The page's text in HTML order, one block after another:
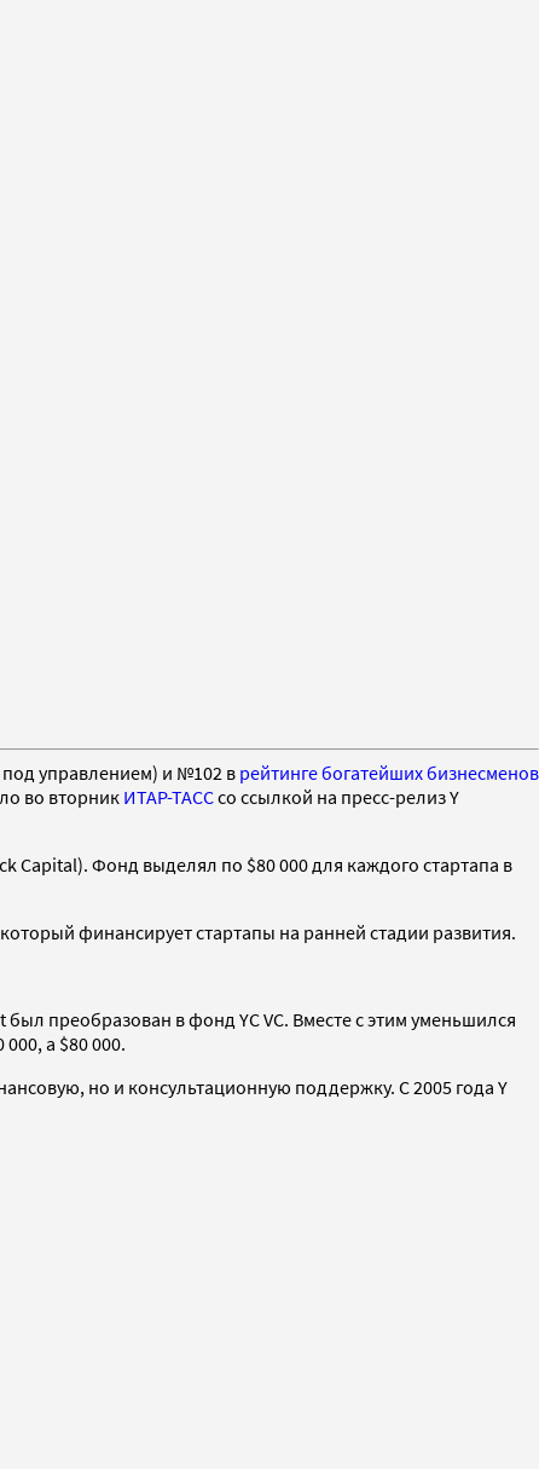
управлением) и №102 в рейтинге богатейших бизнесменов
во вторник ИТАР-ТАССсо ссылкой на пресс-релиз Y
Capital). Фонд выделял по $80 000 для каждого стартапа в
финансирует стартапы на ранней стадии развития.
преобразован в фонд YC VC. Вместе с этим уменьшился
а $80 000.
но и консультационную поддержку. С 2005 года Y